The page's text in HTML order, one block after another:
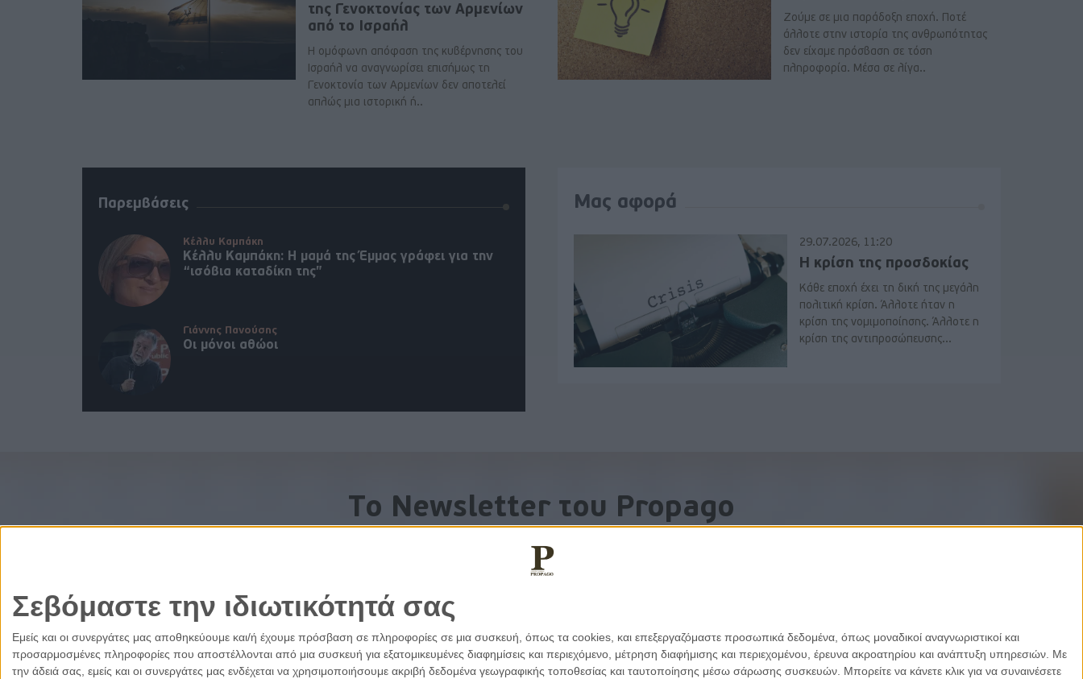
Σεβόμαστε την ιδιωτικότητά σας
Εμείς και οι συνεργάτες μας αποθηκεύουμε και/ή έχουμε πρόσβαση σε πληροφορίες σε μια συσκευή, όπως τα cookies, και επεξεργαζόμαστε προσωπικά δεδομένα, όπως μοναδικοί αναγνωριστικοί και
προσαρμοσμένες πληροφορίες που αποστέλλονται από μια συσκευή για εξατομικευμένες διαφημίσεις και περιεχόμενο, μέτρηση διαφήμισης και περιεχομένου, έρευνα ακροατηρίου και ανάπτυξη υπηρεσιών. Με
την άδειά σας, εμείς και οι συνεργάτες μας ενδέχεται να χρησιμοποιήσουμε ακριβή δεδομένα γεωγραφικής τοποθεσίας και ταυτοποίησης μέσω σάρωσης συσκευών. Μπορείτε να κάνετε κλικ για να συναινέσετε
της Γενοκτονίας των Αρμενίων
από το Ισραήλ
Η ομόφωνη απόφαση της κυβέρνησης του
Ισραήλ να αναγνωρίσει επισήμως τη
Γενοκτονία των Αρμενίων δεν αποτελεί
απλώς μια ιστορική ή..
Ζούμε σε μια παράδοξη εποχή. Ποτέ
άλλοτε στην ιστορία της ανθρωπότητας
δεν είχαμε πρόσβαση σε τόση
πληροφορία. Μέσα σε λίγα..
Παρεμβάσεις
Κέλλυ Καμπάκη
Κέλλυ Καμπάκη: Η μαμά της Έμμας γράφει για την
“ισόβια καταδίκη της”
Γιάννης Πανούσης
Οι μόνοι αθώοι
Μας αφορά
29.07.2026, 11:20
Η κρίση της προσδοκίας
Κάθε εποχή έχει τη δική της μεγάλη
πολιτική κρίση. Άλλοτε ήταν η
κρίση της νομιμοποίησης. Άλλοτε η
κρίση της αντιπροσώπευσης...
To Newsletter του Propago
Λάβετε την ανάλυση της ημέρας στο email σας